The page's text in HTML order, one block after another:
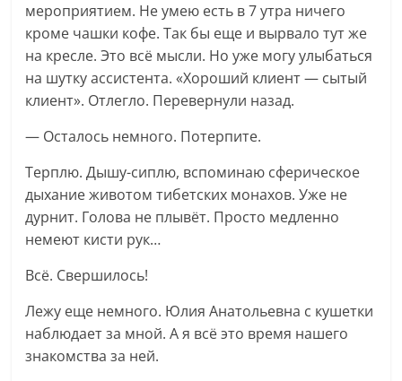
мероприятием. Не умею есть в 7 утра ничего
кроме чашки кофе. Так бы еще и вырвало тут же
на кресле. Это всё мысли. Но уже могу улыбаться
на шутку ассистента. «Хороший клиент — сытый
клиент». Отлегло. Перевернули назад.
— Осталось немного. Потерпите.
Терплю. Дышу-сиплю, вспоминаю сферическое
дыхание животом тибетских монахов. Уже не
дурнит. Голова не плывёт. Просто медленно
немеют кисти рук…
Всё. Свершилось!
Лежу еще немного. Юлия Анатольевна с кушетки
наблюдает за мной. А я всё это время нашего
знакомства за ней.